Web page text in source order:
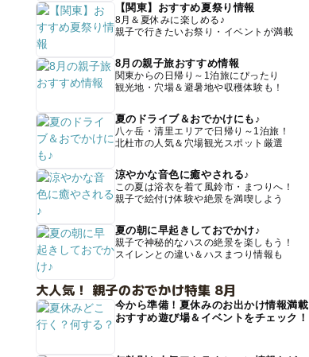
【関東】おすすめ夏祭り情報
8月＆夏休みに楽しめる♪
親子で行きたいお祭り・イベントが満載
8月の親子旅おすすめ情報
関東からの日帰り～1泊旅にぴったり
観光地・穴場＆避暑地や収穫体験も！
夏のドライブ＆おでかけにも♪
八ヶ岳・清里エリアで日帰り～1泊旅！
北杜市の人気＆穴場観光スポット厳選
涼やかな音色に癒やされる♪
この夏は浴衣を着て風鈴市・まつりへ！
親子で絵付け体験や絶景を満喫しよう
夏の朝に早起きしておでかけ♪
親子で神秘的なハスの絶景を楽しもう！
スイレンとの違い＆ハスまつり情報も
大人気！ 親子のおでかけ特集 8月
今から準備！夏休みのお出かけ情報満載
おすすめ遊び場＆イベントをチェック！